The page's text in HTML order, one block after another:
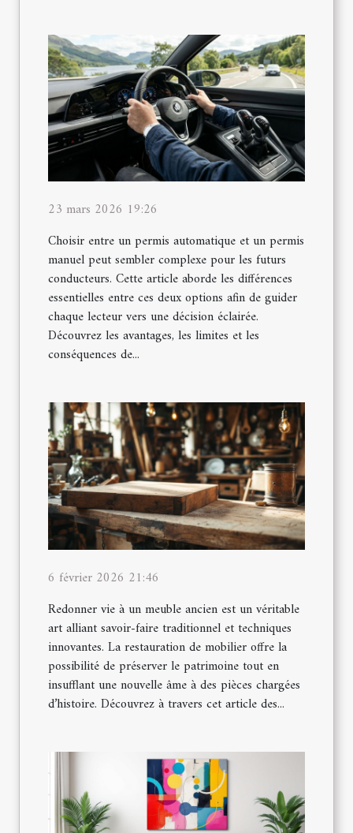
23 mars 2026 19:26
Choisir entre un permis automatique et un permis
manuel peut sembler complexe pour les futurs
conducteurs. Cette article aborde les différences
essentielles entre ces deux options afin de guider
chaque lecteur vers une décision éclairée.
Découvrez les avantages, les limites et les
conséquences de...
6 février 2026 21:46
Redonner vie à un meuble ancien est un véritable
art alliant savoir-faire traditionnel et techniques
innovantes. La restauration de mobilier offre la
possibilité de préserver le patrimoine tout en
insufflant une nouvelle âme à des pièces chargées
d’histoire. Découvrez à travers cet article des...